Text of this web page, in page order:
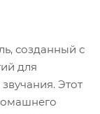
созданный с
для
Этот